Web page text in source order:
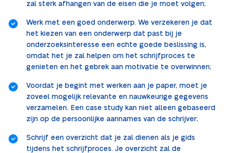
zal sterk afhangen van de eisen die je moet volgen;
Werk met een goed onderwerp. We verzekeren je dat
het kiezen van een onderwerp dat past bij je
onderzoeksinteresse een echte goede beslissing is,
omdat het je zal helpen om het schrijfproces te
genieten en het gebrek aan motivatie te overwinnen;
Voordat je begint met werken aan je paper, moet je
zoveel mogelijk relevante en nauwkeurige gegevens
verzamelen. Een case study kan niet alleen gebaseerd
zijn op de persoonlijke aannames van de schrijver;
Schrijf een overzicht dat je zal dienen als je gids
tijdens het schrijfproces. Je overzicht zal de